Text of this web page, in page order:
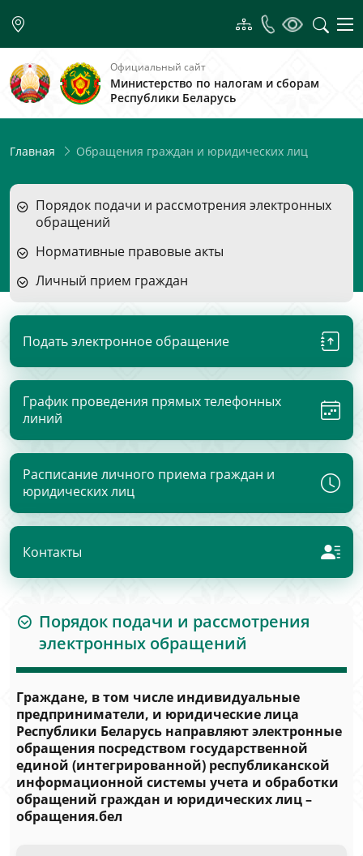
Официальный сайт
Министерство по налогам и сборам
Республики Беларусь
Главная Обращения граждан и юридических лиц
Порядок подачи и рассмотрения электронных
обращений
Нормативные правовые акты
Личный прием граждан
Подать электронное обращение
График проведения прямых телефонных
линий
Расписание личного приема граждан и
юридических лиц
Контакты
Порядок подачи и рассмотрения
электронных обращений
Граждане, в том числе индивидуальные
предприниматели, и юридические лица
Республики Беларусь направляют электронные
обращения посредством государственной
единой (интегрированной) республиканской
информационной системы учета и обработки
обращений граждан и юридических лиц –
обращения.бел